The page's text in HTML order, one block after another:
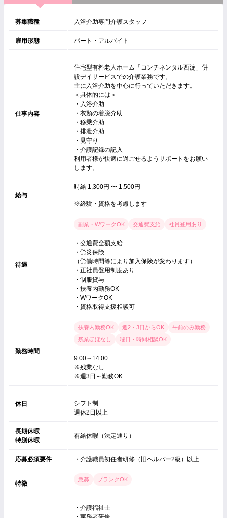
募集職種 入浴介助専門介護スタッフ
雇用形態 パート・アルバイト
仕事内容
住宅型有料老人ホーム「コンチネンタル西淀」併
設デイサービスでの介護業務です。
主に入浴介助を中心に行っていただきます。
＜具体的には＞
・入浴介助
・衣類の着脱介助
・移乗介助
・排泄介助
・見守り
・介護記録の記入
利用者様が快適に過ごせるようサポートをお願い
します。
給与
時給 1,300円 〜 1,500円
※経験・資格を考慮します
待遇
副業・WワークOK 交通費支給 社員登用あり
・交通費全額支給
・労災保険
（労働時間等により加入保険が変わります）
・正社員登用制度あり
・制服貸与
・扶養内勤務OK
・WワークOK
・資格取得支援相談可
勤務時間
扶養内勤務OK 週2・3日からOK
午前のみ勤務
残業ほぼなし
曜日・時間相談OK
9:00～14:00
※残業なし
※週3日～勤務OK
休日
シフト制
週休2日以上
長期休暇
特別休暇
有給休暇（法定通り）
応募必須要件 ・介護職員初任者研修（旧ヘルパー2級）以上
特徴
急募 ブランクOK
・介護福祉士